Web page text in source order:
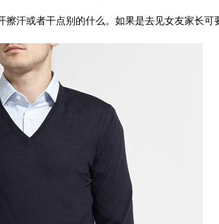
或者干点别的什么。如果是去见女友家长可